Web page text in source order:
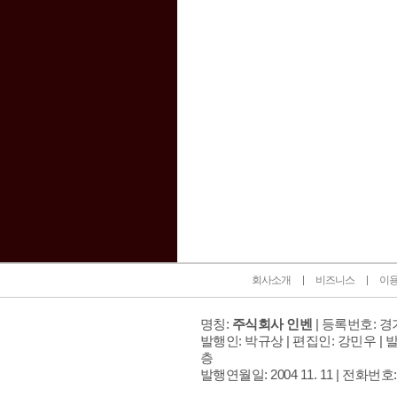
회사소개 비즈니스 이
명칭: 주식회사 인벤 | 등록번호: 경
발행인: 박규상 | 편집인: 강민우 |
층
발행연월일: 2004 11. 11 | 전화번호